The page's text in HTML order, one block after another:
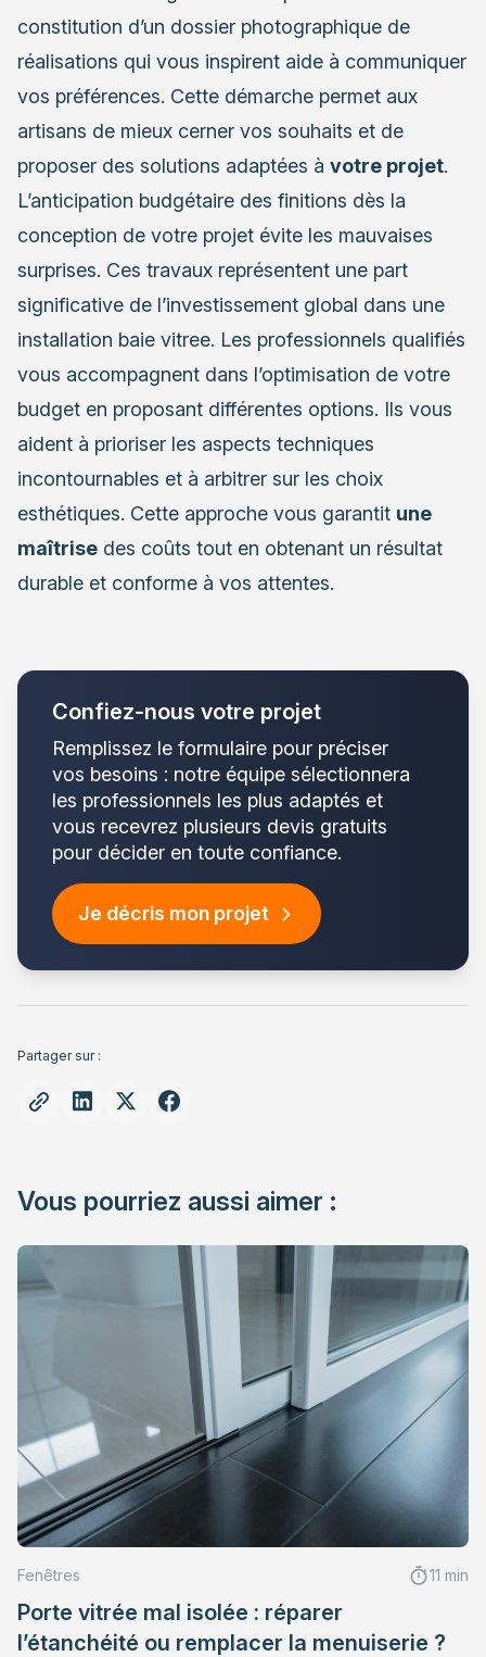
constitution d’un dossier photographique de
réalisations qui vous inspirent aide à communiquer
vos préférences. Cette démarche permet aux
artisans de mieux cerner vos souhaits et de
proposer des solutions adaptées à votre projet.
L’anticipation budgétaire des finitions dès la
conception de votre projet évite les mauvaises
surprises. Ces travaux représentent une part
significative de l’investissement global dans une
installation baie vitree. Les professionnels qualifiés
vous accompagnent dans l’optimisation de votre
budget en proposant différentes options. Ils vous
aident à prioriser les aspects techniques
incontournables et à arbitrer sur les choix
esthétiques. Cette approche vous garantit une
maîtrise des coûts tout en obtenant un résultat
durable et conforme à vos attentes.
Confiez-nous votre projet
Remplissez le formulaire pour préciser
vos besoins : notre équipe sélectionnera
les professionnels les plus adaptés et
vous recevrez plusieurs devis gratuits
pour décider en toute confiance.
Je décris mon projet
Partager sur :
Vous pourriez aussi aimer :
Fenêtres 11 min
Porte vitrée mal isolée : réparer
l’étanchéité ou remplacer la menuiserie ?